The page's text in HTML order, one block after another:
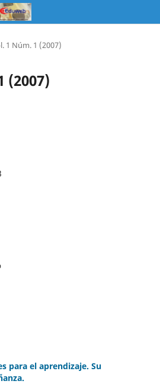
1 Núm. 1 (2007)
(2007)
para el aprendizaje. Su